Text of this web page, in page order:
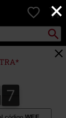
×
0
Buscar
5
6
5
7
6